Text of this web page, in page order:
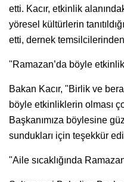
etti. Kacır, etkinlik
yöresel kültürlerin
etti, dernek
"Ramazan’da böyle
Bakan Kacır, "Birlik ve
böyle etkinliklerin olması
Başkanımıza böylesine
sundukları için teşekkür
"Aile sıcaklığında